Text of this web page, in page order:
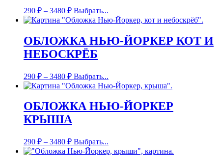
290 ₽ – 3480 ₽ Выбрать...
ОБЛОЖКА НЬЮ-ЙОРКЕР КОТ И
НЕБОСКРЁБ
290 ₽ – 3480 ₽ Выбрать...
ОБЛОЖКА НЬЮ-ЙОРКЕР
КРЫША
290 ₽ – 3480 ₽ Выбрать...